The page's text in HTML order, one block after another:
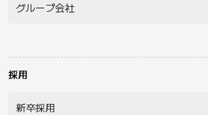
グループ会社
採用
新卒採用